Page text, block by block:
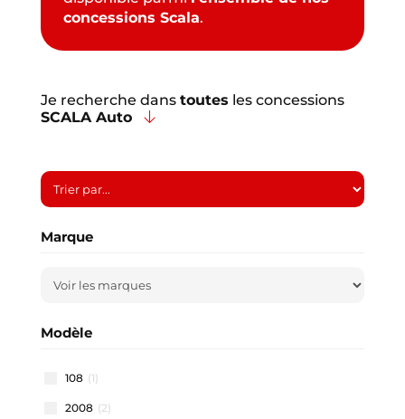
concessions Scala.
Je recherche dans toutes les concessions
SCALA Auto
Marque
Modèle
108 (1)
2008 (2)